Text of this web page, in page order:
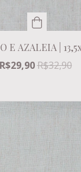
E AZALEIA |
R$29,90R$32,90